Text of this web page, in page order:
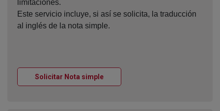
limitaciones.
Este servicio incluye, si así se solicita, la traducción
al inglés de la nota simple.
Solicitar Nota simpleVentana nueva